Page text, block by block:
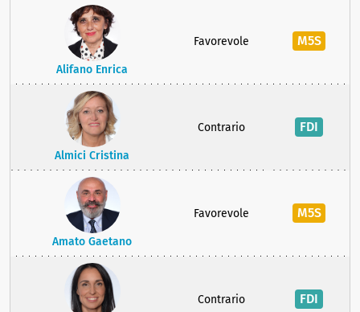
Alifano Enrica
Favorevole M5S
Almici Cristina
Contrario FDI
Amato Gaetano
Favorevole M5S
Contrario FDI